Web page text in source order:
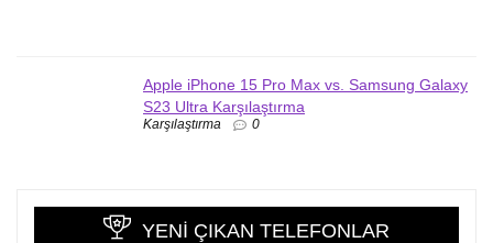
Apple iPhone 15 Pro Max vs. Samsung Galaxy
S23 Ultra Karşılaştırma
Karşılaştırma 0
YENI ÇIKAN TELEFONLAR